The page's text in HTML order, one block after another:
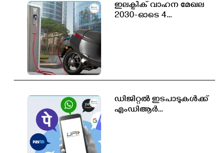
ഇലക്ട്രിക് വാഹന മേഖല
2030-ഓടെ 4
ഡിജിറ്റൽ ഇടപാടുകൾക്ക്
എംഡിആർ